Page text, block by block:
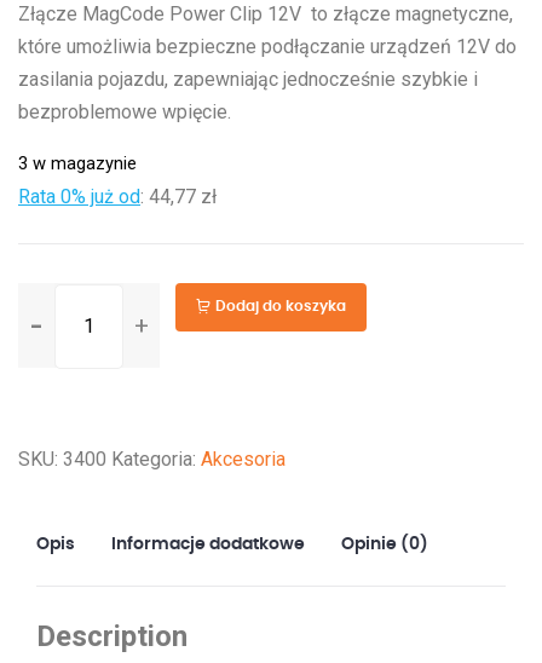
Złącze MagCode Power Clip 12V to złącze magnetyczne,
które umożliwia bezpieczne podłączanie urządzeń 12V do
zasilania pojazdu, zapewniając jednocześnie szybkie i
bezproblemowe wpięcie.
3 w magazynie
Rata 0% już od: 44,77 zł
MagCode
(max.
Dodaj do koszyka
SKU: 3400 Kategoria: Akcesoria
Opis Informacje dodatkowe Opinie (0)
Description